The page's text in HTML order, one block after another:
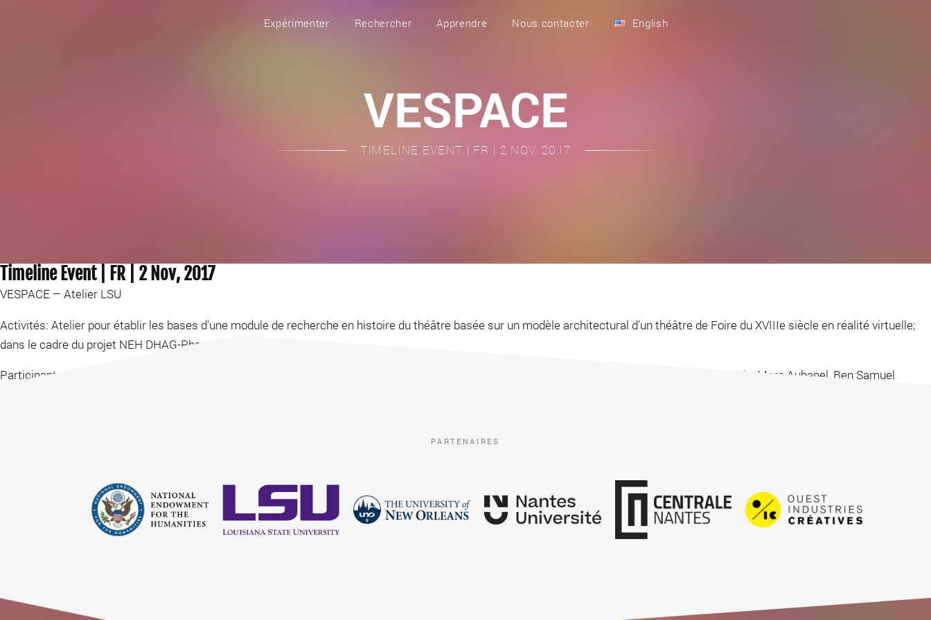
Expérimenter Rechercher Apprendre Nous contacter English
VESPACE
TIMELINE EVENT | FR | 2 NOV, 2017
Timeline Event | FR | 2 Nov, 2017
VESPACE – Atelier LSU
Activités: Atelier pour établir les bases d’une module de recherche en histoire du théâtre basée sur un modèle architectural d’un théâtre de Foire du XVIIIe siècle en réalité virtuelle;
dans le cadre du projet NEH DHAG-Phase I.
Participants: Jeffrey Leichman, Françoise Rubellin, Guillaume Raschia, Jan Clarke, Arianna Fabbircatore, Pannill Camp, Jeffrey Ravel, Paul François, Marc Aubanel, Ben Samuel
PARTENAIRES